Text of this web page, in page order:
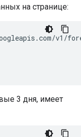
на странице:
v1/
3 дня, имеет